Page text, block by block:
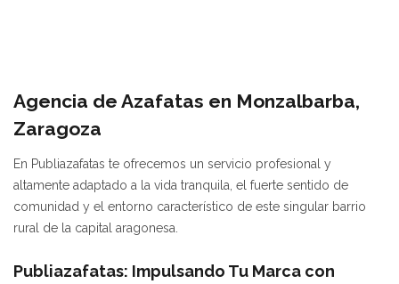
Agencia de Azafatas en Monzalbarba,
Zaragoza
En Publiazafatas te ofrecemos un servicio profesional y
altamente adaptado a la vida tranquila, el fuerte sentido de
comunidad y el entorno característico de este singular barrio
rural de la capital aragonesa.
Publiazafatas: Impulsando Tu Marca con